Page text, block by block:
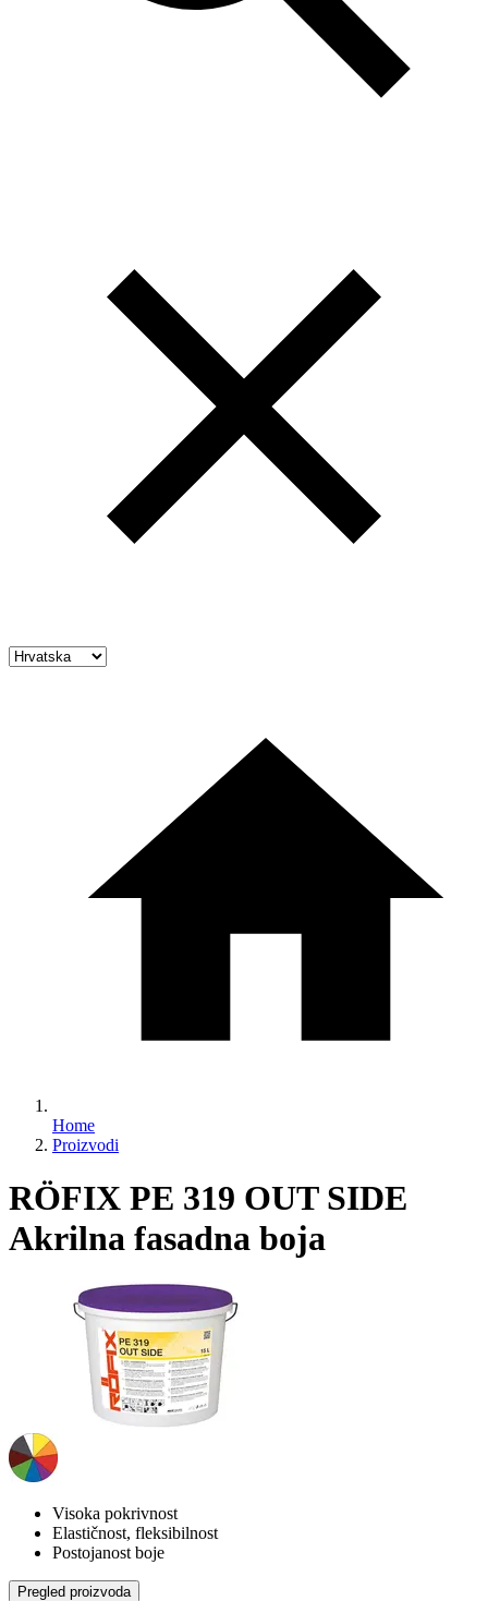
Home
Proizvodi
RÖFIX PE 319 OUT SIDE
Akrilna fasadna boja
Visoka pokrivnost
Elastičnost, fleksibilnost
Postojanost boje
Pregled proizvoda